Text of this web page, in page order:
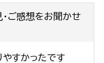
ご感想をお聞かせ
やすかったです